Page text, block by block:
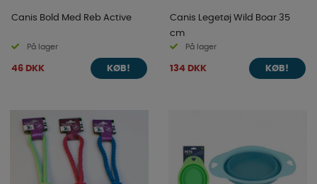
Canis Bold Med Reb Active
På lager
46 DKK KØB!
Canis Legetøj Wild Boar 35
cm
På lager
134 DKK KØB!